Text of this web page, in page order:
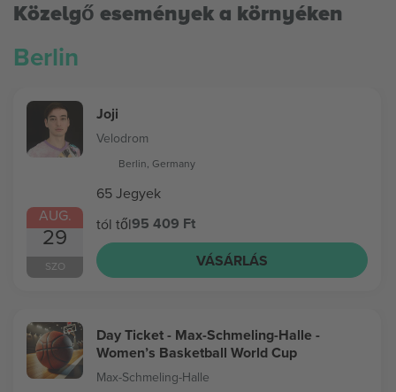
Közelgő események a környéken
Berlin
AUG.
29
SZO
Joji
Velodrom
Berlin, Germany
65 Jegyek
tól től95 409 Ft
VÁSÁRLÁS
Day Ticket - Max-Schmeling-Halle -
Women’s Basketball World Cup
Max-Schmeling-Halle